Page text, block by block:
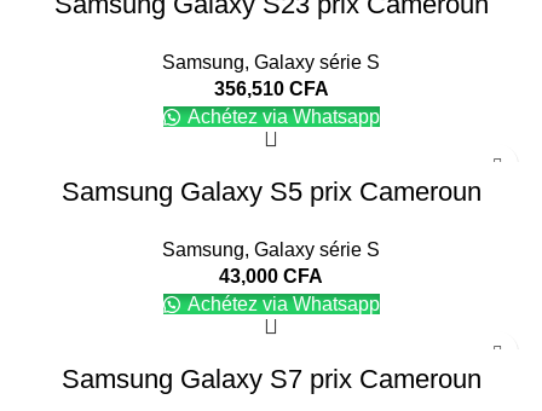
Samsung, Galaxy série S
356,510 CFA
Achétez via Whatsapp
Samsung Galaxy S5 prix Cameroun
Samsung, Galaxy série S
43,000 CFA
Achétez via Whatsapp
Samsung Galaxy S7 prix Cameroun